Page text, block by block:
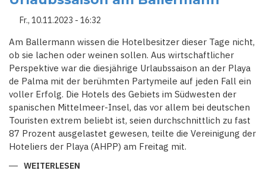
2024
Fr., 10.11.2023 - 16:32
Am Ballermann wissen die Hotelbesitzer dieser Tage nicht,
ob sie lachen oder weinen sollen. Aus wirtschaftlicher
Perspektive war die diesjährige Urlaubssaison an der Playa
de Palma mit der berühmten Partymeile auf jeden Fall ein
voller Erfolg. Die Hotels des Gebiets im Südwesten der
spanischen Mittelmeer-Insel, das vor allem bei deutschen
Touristen extrem beliebt ist, seien durchschnittlich zu fast
87 Prozent ausgelastet gewesen, teilte die Vereinigung der
Hoteliers der Playa (AHPP) am Freitag mit.
WEITERLESEN